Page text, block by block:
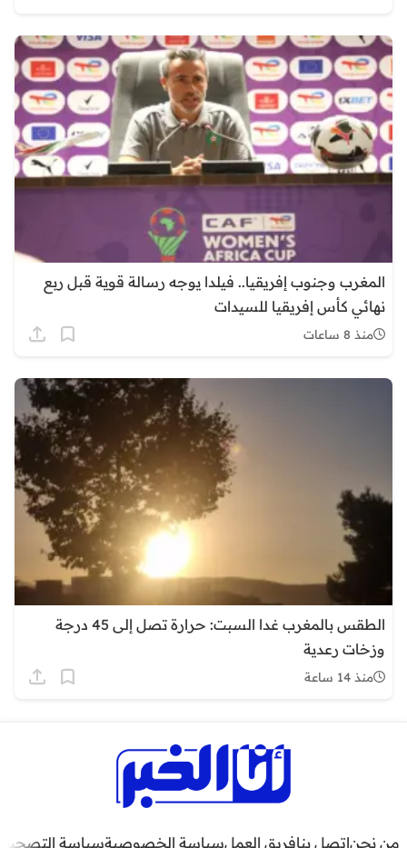
المغرب وجنوب إفريقيا.. فيلدا يوجه رسالة قوية قبل ربع
نهائي كأس إفريقيا للسيدات
منذ 8 ساعات
الطقس بالمغرب غدا السبت: حرارة تصل إلى 45 درجة
وزخات رعدية
منذ 14 ساعة
من نحناتصل بنافريق العملسياسة الخصوصيةسياسة التصحيح